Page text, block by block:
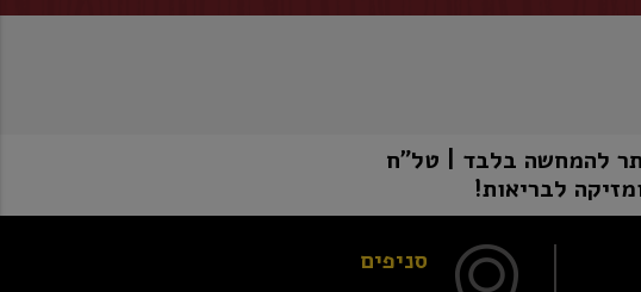
לבריאות!
סניפים